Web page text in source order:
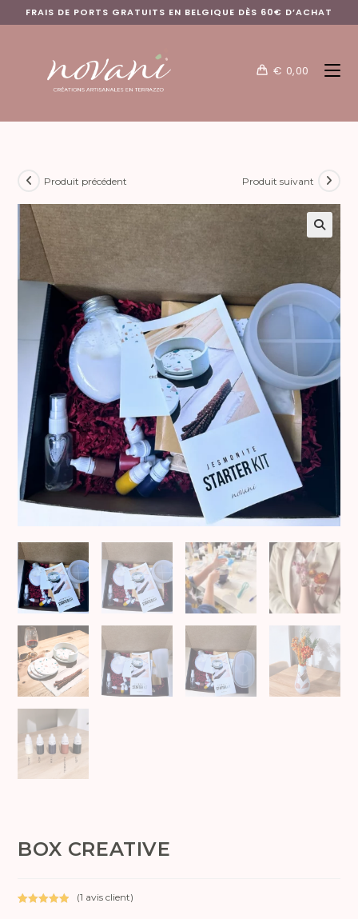
FRAIS DE PORTS GRATUITS EN BELGIQUE DÈS 60€ D’ACHAT
€ 0,00
Produit précédent Produit suivant
BOX CREATIVE
(1 avis client)